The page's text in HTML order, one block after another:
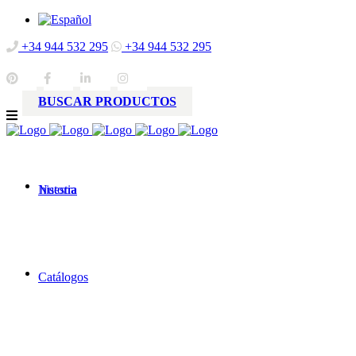
+34 944 532 295 +34 944 532 295
BUSCAR PRODUCTOS
Nuestra
historia
Catálogos